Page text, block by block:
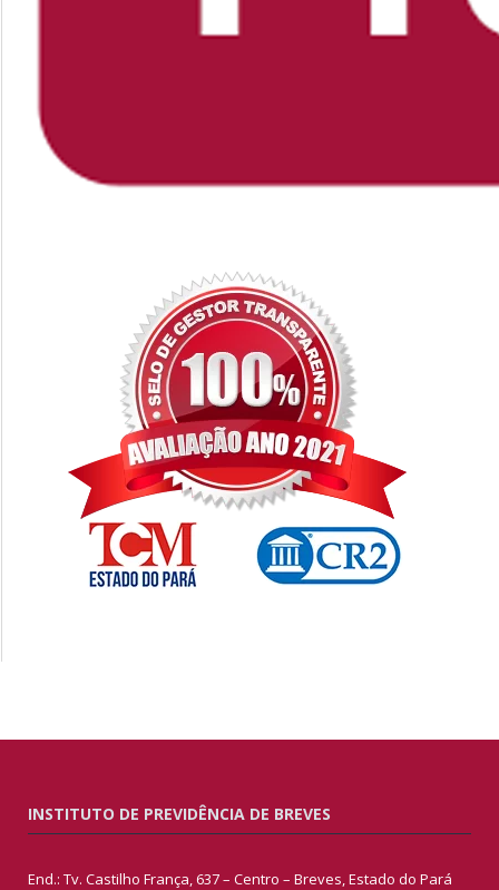
INSTITUTO DE PREVIDÊNCIA DE BREVES
End.: Tv. Castilho França, 637 – Centro – Breves, Estado do Pará